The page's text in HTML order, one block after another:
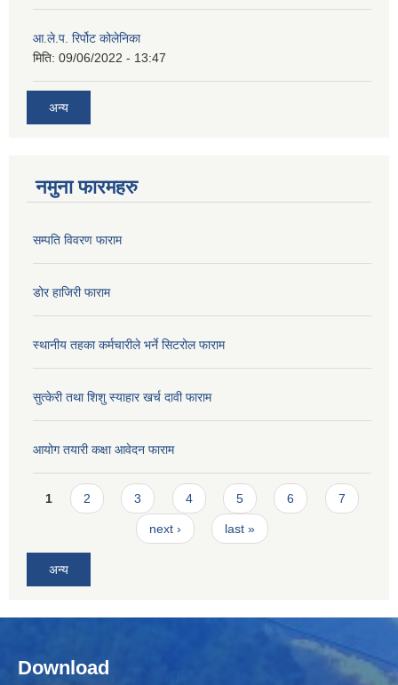
आ.ले.प. रिर्पोट कोलेनिका
मिति: 09/06/2022 - 13:47
अन्य
नमुना फारमहरु
सम्पति विवरण फाराम
डोर हाजिरी फाराम
स्थानीय तहका कर्मचारीले भर्ने सिटरोल फाराम
सुत्केरी तथा शिशु स्याहार खर्च दावी फाराम
आयोग तयारी कक्षा आवेदन फाराम
Pages
1 2 3 4 5 6 7
next › last »
अन्य
Download